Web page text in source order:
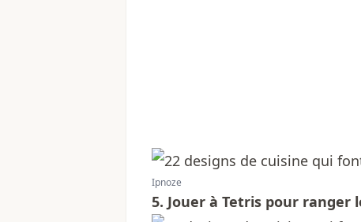
Ipnoze
5. Jouer à Tetris pour ranger